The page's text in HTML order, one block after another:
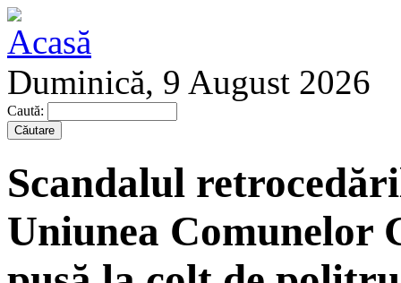
Duminică, 9 August 2026
Caută:
Scandalul
Uniunea Comunelor